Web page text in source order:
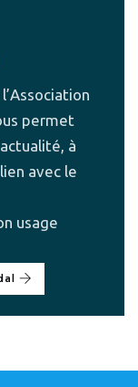
permet
à
avec le
usage